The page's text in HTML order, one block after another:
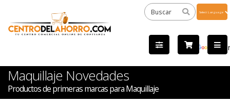
by
Maquillaje Novedades
Productos de primeras marcas para Maquillaje